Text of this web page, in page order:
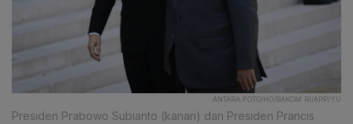
ANTARA FOTO/HO/BAKOM RI/APP/YU
Presiden Prabowo Subianto (kanan) dan Presiden Prancis